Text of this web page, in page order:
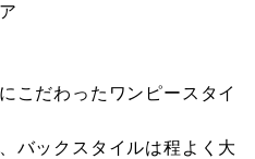
こだわったワンピースタイ
バックスタイルは程よく大